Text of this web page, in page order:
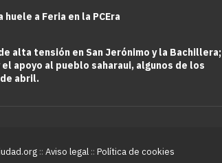
a Feria en la PCEra
alta tensión en San Jerónimo y la Bachillera;
apoyo al pueblo saharaui, algunos de los
abril.
:: Aviso legal :: Política de cookies